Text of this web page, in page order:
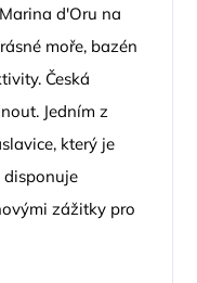
d'Oru na
moře, bazén
Česká
Jedním z
který je
disponuje
zážitky pro